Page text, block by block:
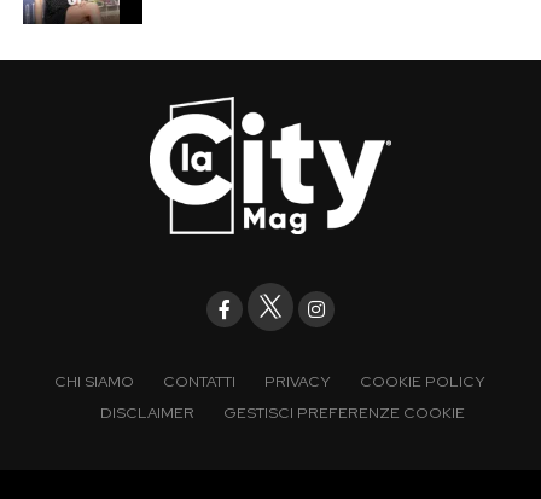
CHI SIAMO CONTATTI PRIVACY
COOKIE POLICY
DISCLAIMER
GESTISCI PREFERENZE COOKIE